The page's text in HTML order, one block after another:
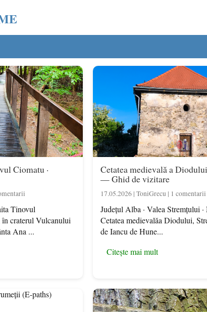
Ciomatu ·
Tinovul
craterul Vulcanului
Ana ...
Cetatea medievală a
— Ghid de vizitare
17.05.2026 | ToniGrecu | 1 comentarii
Județul Alba · Valea Stremțului
Cetatea medievalăa Diodului,
de Iancu de Hune...
Citește mai mult